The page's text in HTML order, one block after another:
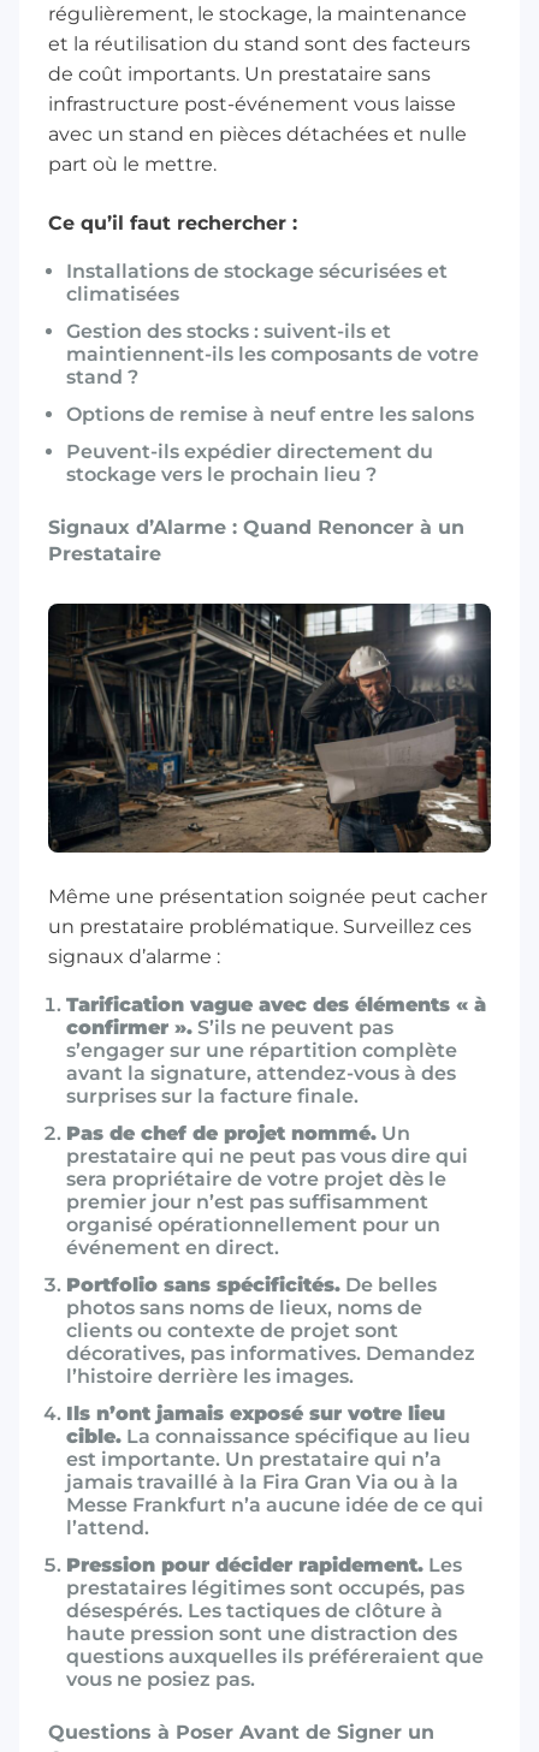
régulièrement, le stockage, la maintenance
et la réutilisation du stand sont des facteurs
de coût importants. Un prestataire sans
infrastructure post-événement vous laisse
avec un stand en pièces détachées et nulle
part où le mettre.
Ce qu’il faut rechercher :
Installations de stockage sécurisées et
climatisées
Gestion des stocks : suivent-ils et
maintiennent-ils les composants de votre
stand ?
Options de remise à neuf entre les salons
Peuvent-ils expédier directement du
stockage vers le prochain lieu ?
Signaux d’Alarme : Quand Renoncer à un
Prestataire
Même une présentation soignée peut cacher
un prestataire problématique. Surveillez ces
signaux d’alarme :
Tarification vague avec des éléments « à
confirmer ». S’ils ne peuvent pas
s’engager sur une répartition complète
avant la signature, attendez-vous à des
surprises sur la facture finale.
Pas de chef de projet nommé. Un
prestataire qui ne peut pas vous dire qui
sera propriétaire de votre projet dès le
premier jour n’est pas suffisamment
organisé opérationnellement pour un
événement en direct.
Portfolio sans spécificités. De belles
photos sans noms de lieux, noms de
clients ou contexte de projet sont
décoratives, pas informatives. Demandez
l’histoire derrière les images.
Ils n’ont jamais exposé sur votre lieu
cible. La connaissance spécifique au lieu
est importante. Un prestataire qui n’a
jamais travaillé à la Fira Gran Via ou à la
Messe Frankfurt n’a aucune idée de ce qui
l’attend.
Pression pour décider rapidement. Les
prestataires légitimes sont occupés, pas
désespérés. Les tactiques de clôture à
haute pression sont une distraction des
questions auxquelles ils préféreraient que
vous ne posiez pas.
Questions à Poser Avant de Signer un